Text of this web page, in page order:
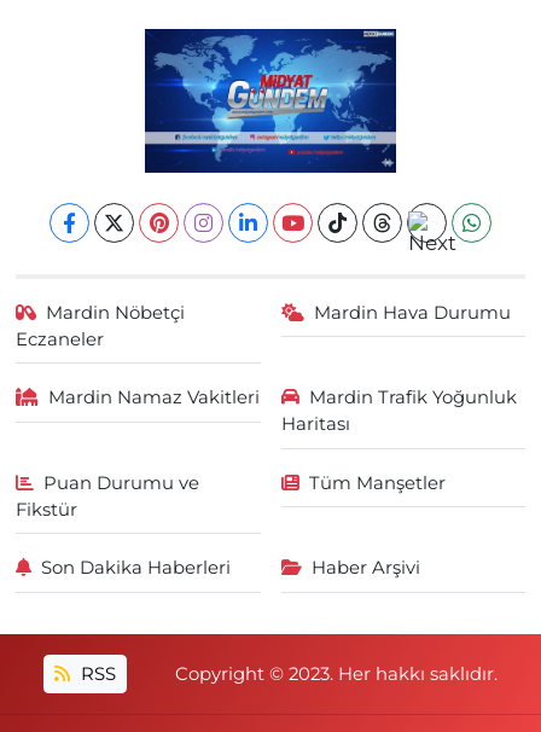
Mardin Nöbetçi
Eczaneler
Mardin Hava Durumu
Mardin Namaz Vakitleri
Mardin Trafik Yoğunluk
Haritası
Puan Durumu ve
Fikstür
Tüm Manşetler
Son Dakika Haberleri Haber Arşivi
RSS Copyright © 2023. Her hakkı saklıdır.